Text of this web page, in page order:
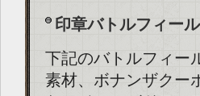
印章バトルフィー
下記のバトルフィー
素材、ボナンザクー